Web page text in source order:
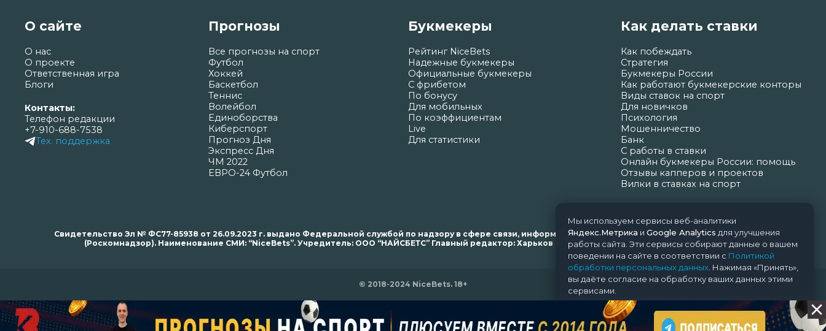
О сайте
О нас
О проекте
Ответственная игра
Блоги
Контакты:
Телефон редакции
+7-910-688-7538
Тех. поддержка
Прогнозы
Все прогнозы на спорт
Футбол
Хоккей
Баскетбол
Теннис
Волейбол
Единоборства
Киберспорт
Прогноз Дня
Экспресс Дня
ЧМ 2022
ЕВРО-24 Футбол
Букмекеры
Рейтинг NiceBets
Надежные букмекеры
Официальные букмекеры
С фрибетом
По бонусу
Для мобильных
По коэффициентам
Live
Для статистики
Как делать ставки
Как побеждать
Стратегия
Букмекеры России
Как работают букмекерские конторы
Виды ставок на спорт
Для новичков
Психология
Мошенничество
Банк
С работы в ставки
Онлайн букмекеры России: помощь
Отзывы капперов и проектов
Вилки в ставках на спорт
Свидетельство Эл № ФС77-85938 от 26.09.2023 г. выдано Федеральной службой по надзору в сфере связи, информационных технологий и массовых коммуникаций
(Роскомнадзор). Наименование СМИ: “NiceBets”. Учредитель: ООО “НАЙСБЕТС” Главный редактор: Харьков Н.Н. Почта редакции: support@nice-bets.ru
© 2018-2024 NiceBets. 18+
Мы используем сервисы веб-аналитики
Яндекс.Метрика и Google Analytics для улучшения
работы сайта. Эти сервисы собирают данные о вашем
поведении на сайте в соответствии с Политикой
обработки персональных данных . Нажимая «Принять»,
вы даёте согласие на обработку ваших данных этими
сервисами.
Принять Отклонить